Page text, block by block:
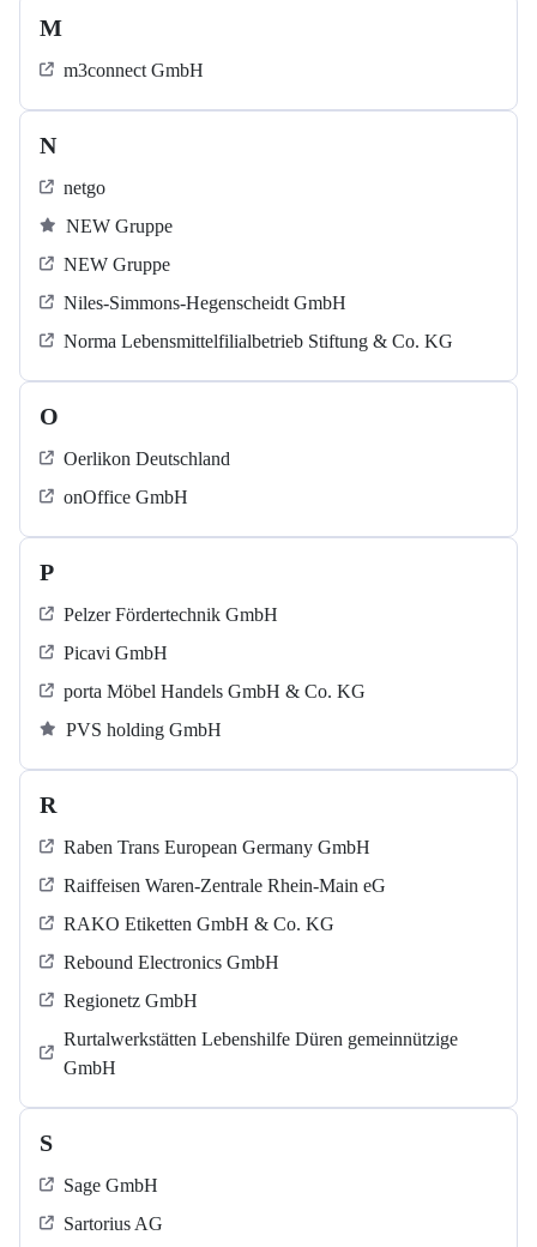
M
m3connect GmbH
N
netgo
NEW Gruppe
NEW Gruppe
Niles-Simmons-Hegenscheidt GmbH
Norma Lebensmittelfilialbetrieb Stiftung & Co. KG
O
Oerlikon Deutschland
onOffice GmbH
P
Pelzer Fördertechnik GmbH
Picavi GmbH
porta Möbel Handels GmbH & Co. KG
PVS holding GmbH
R
Raben Trans European Germany GmbH
Raiffeisen Waren-Zentrale Rhein-Main eG
RAKO Etiketten GmbH & Co. KG
Rebound Electronics GmbH
Regionetz GmbH
Rurtalwerkstätten Lebenshilfe Düren gemeinnützige
GmbH
S
Sage GmbH
Sartorius AG